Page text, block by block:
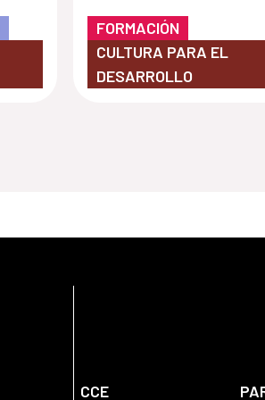
FORMACIÓN
CULTURA PARA EL
DESARROLLO
CCE